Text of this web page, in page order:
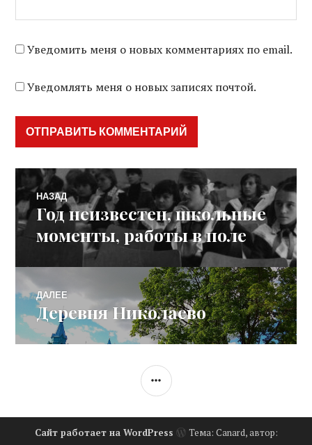
Уведомить меня о новых комментариях по email.
Уведомлять меня о новых записях почтой.
Навигация
по
записям
НАЗАД
Предыдущая
запись:
Год неизвестен, школьные
моменты, работы в поле
ДАЛЕЕ
Следующая
запись:
Деревня Николаево
БОКОВАЯ
Сайт работает на WordPress
Тема: Canard, автор: